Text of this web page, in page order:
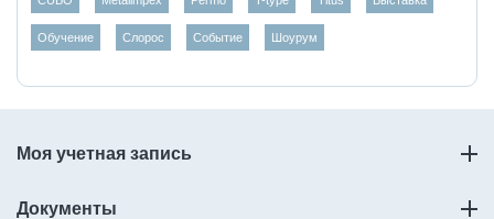
Обучение Слорос Событие Шоурум
Моя учетная запись
Документы